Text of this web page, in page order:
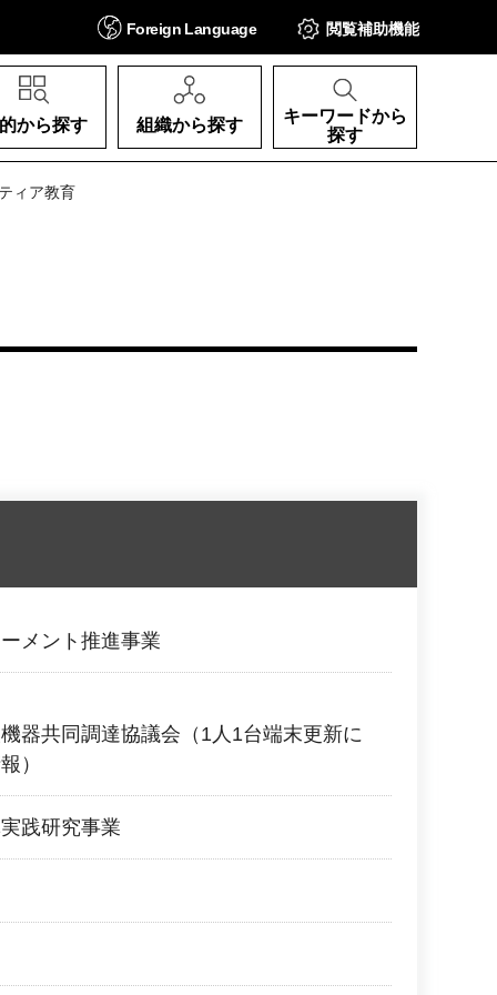
Foreign Language 閲覧補助機能
から探す 組織から探す
キーワードから
探す
ィア教育
メント推進事業
器共同調達協議会（1人1台端末更新に
）
践研究事業